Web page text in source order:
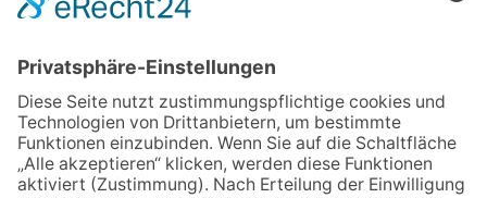
3 4 5 6
10 11 12 13 14 15
17 18 19 20 21 22 23